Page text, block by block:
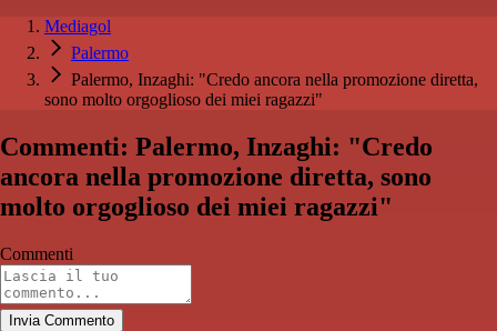
Mediagol
Palermo
Palermo, Inzaghi: "Credo ancora nella promozione diretta,
sono molto orgoglioso dei miei ragazzi"
Commenti: Palermo, Inzaghi: "Credo
ancora nella promozione diretta, sono
molto orgoglioso dei miei ragazzi"
Commenti
Invia Commento